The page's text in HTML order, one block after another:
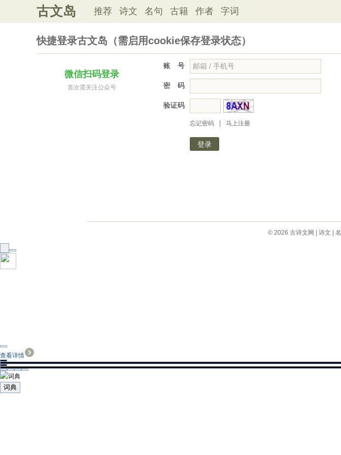
古文岛 推荐 诗文 名句 古籍 作者 字词
快捷登录古文岛（需启用cookie保存登录状态）
微信扫码登录
首次需关注公众号
账 号
密 码
验证码
忘记密码 马上注册
© 2026 古诗文网 诗文
查看详情
词典